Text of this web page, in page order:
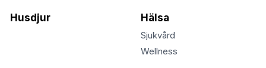
Husdjur Hälsa
Sjukvård
Wellness